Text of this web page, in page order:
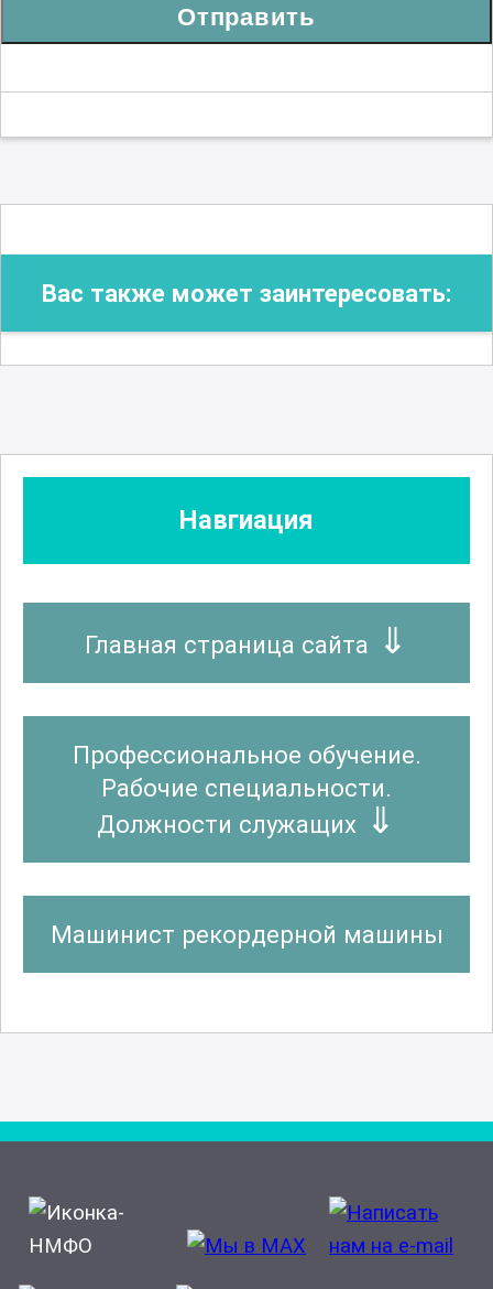
Отправить
Вас также может заинтересовать:
Навгиация
Главная страница сайта
Профессиональное обучение.
Рабочие специальности.
Должности служащих
Машинист рекордерной машины